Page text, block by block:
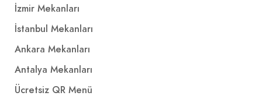
İzmir Mekanları
İstanbul Mekanları
Ankara Mekanları
Antalya Mekanları
Ücretsiz QR Menü